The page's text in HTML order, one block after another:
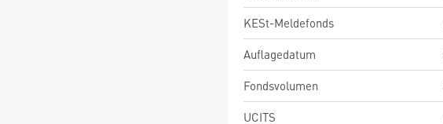
KESt-Meldefonds
Auflagedatum
Fondsvolumen
UCITS